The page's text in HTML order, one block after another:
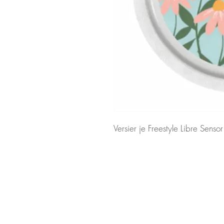
Versier je Freestyle Libre